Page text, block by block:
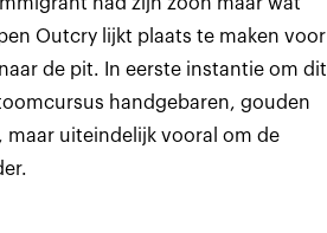
Outcry lijkt plaats te maken voor
de pit. In eerste instantie om dit
handgebaren, gouden
maar uiteindelijk vooral om de